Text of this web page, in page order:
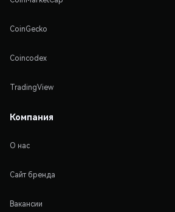
CoinGecko
Coincodex
TradingView
Компания
О нас
Сайт бренда
Вакансии